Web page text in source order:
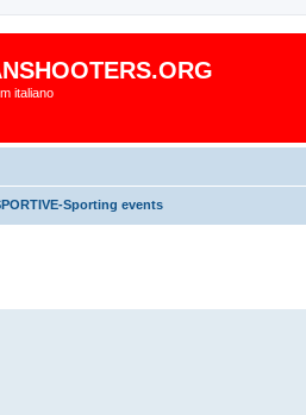
italiano
Sporting events